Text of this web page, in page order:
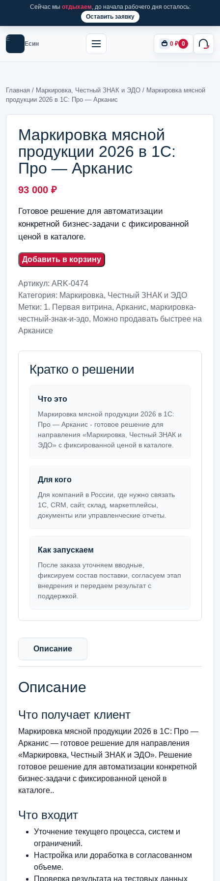
Сейчас мы отдыхаем, до начала рабочего дня осталось:
Оставить заявку
Е
Есин 0 ₽ 0
Главная / Маркировка, Честный ЗНАК и ЭДО / Маркировка мясной
продукции 2026 в 1С: Про — Арканис
Маркировка мясной
продукции 2026 в 1С:
Про — Арканис
93 000 ₽
Готовое решение для автоматизации
конкретной бизнес-задачи с фиксированной
ценой в каталоге.
Добавить в корзину
Артикул: ARK-0474
Категория: Маркировка, Честный ЗНАК и ЭДО
Метки: 1. Первая витрина, Арканис, маркировка-
честный-знак-и-эдо, Можно продавать быстрее на
Арканисе
Кратко о решении
Что это
Маркировка мясной продукции 2026 в 1С:
Про — Арканис - готовое решение для
направления «Маркировка, Честный ЗНАК и
ЭДО» с фиксированной ценой в каталоге.
Для кого
Для компаний в России, где нужно связать
1С, CRM, сайт, склад, маркетплейсы,
документы или управленческие отчеты.
Как запускаем
После заказа уточняем вводные,
фиксируем состав поставки, согласуем этап
внедрения и передаем результат с
поддержкой.
Описание
Описание
Что получает клиент
Маркировка мясной продукции 2026 в 1С: Про —
Арканис — готовое решение для направления
«Маркировка, Честный ЗНАК и ЭДО». Решение
готовое решение для автоматизации конкретной
бизнес-задачи с фиксированной ценой в
каталоге..
Что входит
Уточнение текущего процесса, систем и
ограничений.
Настройка или доработка в согласованном
объеме.
Проверка результата на тестовых данных